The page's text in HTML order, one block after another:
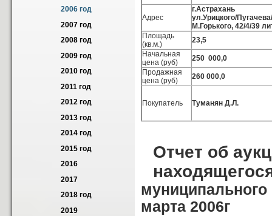
2006 год
2007 год
2008 год
2009 год
2010 год
2011 год
2012 год
2013 год
2014 год
2015 год
2016
2017
2018 год
2019
Адрес
г.Астрахань
ул.Урицкого/Пугачева/
М.Горького, 42/4/39
Площадь
(кв.м.)
23,5
Начальная
цена (руб)
250 000,0
Продажная
цена (руб)
260 000,0
Покупатель Туманян Д.Л.
Отчет об
марта 2006г